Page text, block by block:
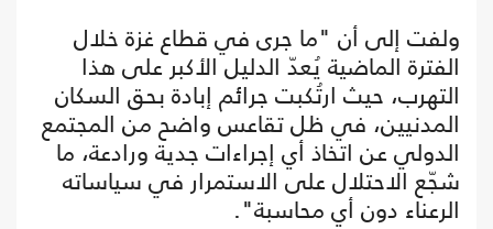
ولفت إلى أن "ما جرى في قطاع غزة خلال
الفترة الماضية يُعدّ الدليل الأكبر على هذا
التهرب، حيث ارتُكبت جرائم إبادة بحق السكان
المدنيين، في ظل تقاعس واضح من المجتمع
الدولي عن اتخاذ أي إجراءات جدية ورادعة، ما
شجّع الاحتلال على الاستمرار في سياساته
الرعناء دون أي محاسبة".